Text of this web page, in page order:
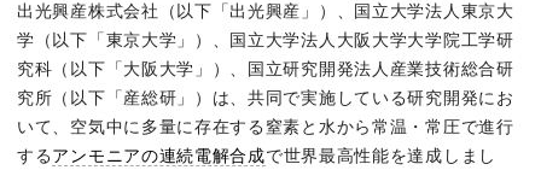
出光興産株式会社（以下「出光興産」）、国立大学法人東京大
学（以下「東京大学」）、国立大学法人大阪大学大学院工学研
究科（以下「大阪大学」）、国立研究開発法人産業技術総合研
究所（以下「産総研」）は、共同で実施している研究開発にお
いて、空気中に多量に存在する窒素と水から常温・常圧で進行
するアンモニアの連続電解合成で世界最高性能を達成しまし